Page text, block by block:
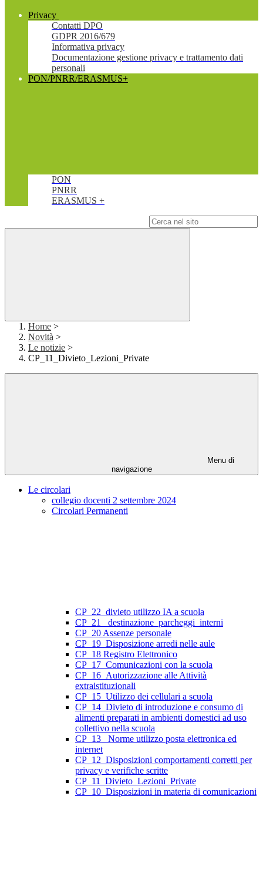
Privacy
Contatti DPO
GDPR 2016/679
Informativa privacy
Documentazione gestione privacy e trattamento dati
personali
PON/PNRR/ERASMUS+
PON
PNRR
ERASMUS +
Home >
Novità >
Le notizie >
CP_11_Divieto_Lezioni_Private
Menu di
navigazione
Le circolari
collegio docenti 2 settembre 2024
Circolari Permanenti
CP_22_divieto utilizzo IA a scuola
CP_21_ destinazione_parcheggi_interni
CP_20 Assenze personale
CP_19_Disposizione arredi nelle aule
CP_18 Registro Elettronico
CP_17_Comunicazioni con la scuola
CP_16_Autorizzazione alle Attività
extraistituzionali
CP_15_Utilizzo dei cellulari a scuola
CP_14_Divieto di introduzione e consumo di
alimenti preparati in ambienti domestici ad uso
collettivo nella scuola
CP_13_ Norme utilizzo posta elettronica ed
internet
CP_12_Disposizioni comportamenti corretti per
privacy e verifiche scritte
CP_11_Divieto_Lezioni_Private
CP_10_Disposizioni in materia di comunicazioni